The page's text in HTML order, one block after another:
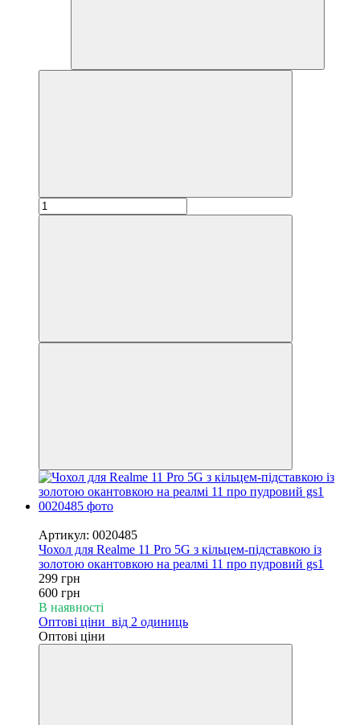
Артикул: 0020485
Чохол для Realme 11 Pro 5G з кільцем-підставкою із
золотою окантовкою на реалмі 11 про пудровий gs1
299 грн
600 грн
В наявності
Оптові ціни від 2 одиниць
Оптові ціни